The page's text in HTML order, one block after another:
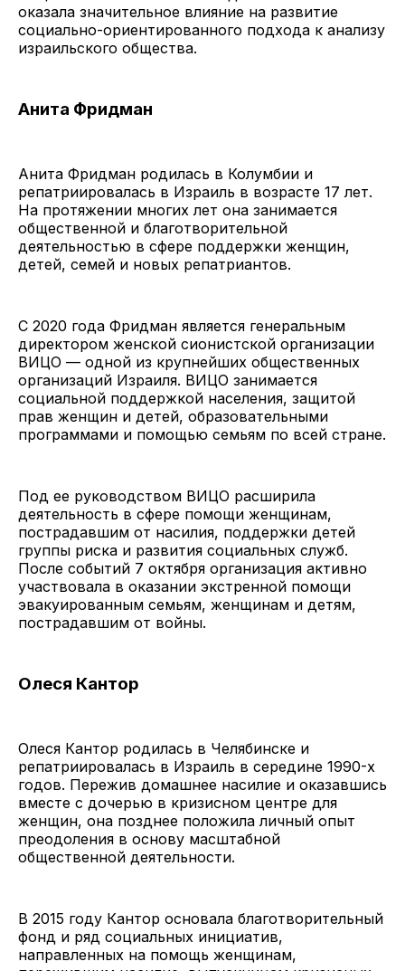
оказала значительное влияние на развитие
социально-ориентированного подхода к анализу
израильского общества.
Анита Фридман
Анита Фридман родилась в Колумбии и
репатриировалась в Израиль в возрасте 17 лет.
На протяжении многих лет она занимается
общественной и благотворительной
деятельностью в сфере поддержки женщин,
детей, семей и новых репатриантов.
С 2020 года Фридман является генеральным
директором женской сионистской организации
ВИЦО — одной из крупнейших общественных
организаций Израиля. ВИЦО занимается
социальной поддержкой населения, защитой
прав женщин и детей, образовательными
программами и помощью семьям по всей стране.
Под ее руководством ВИЦО расширила
деятельность в сфере помощи женщинам,
пострадавшим от насилия, поддержки детей
группы риска и развития социальных служб.
После событий 7 октября организация активно
участвовала в оказании экстренной помощи
эвакуированным семьям, женщинам и детям,
пострадавшим от войны.
Олеся Кантор
Олеся Кантор родилась в Челябинске и
репатриировалась в Израиль в середине 1990-х
годов. Пережив домашнее насилие и оказавшись
вместе с дочерью в кризисном центре для
женщин, она позднее положила личный опыт
преодоления в основу масштабной
общественной деятельности.
В 2015 году Кантор основала благотворительный
фонд и ряд социальных инициатив,
направленных на помощь женщинам,